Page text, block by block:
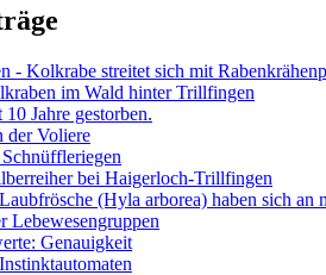
- Kolkrabe streitet sich mit
im Wald hinter Trillfingen
Jahre gestorben.
der Voliere
bei Haigerloch-Trillfingen
(Hyla arborea) haben sich an
Lebewesengruppen
Genauigkeit